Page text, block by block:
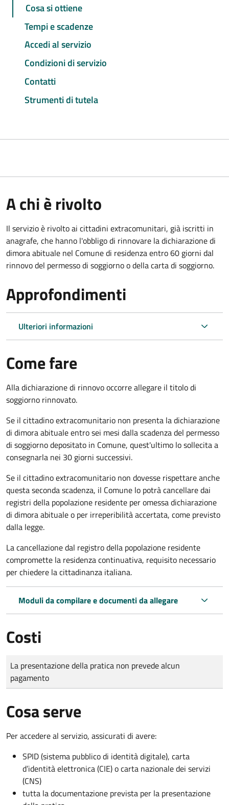
Cosa si ottiene
Tempi e scadenze
Accedi al servizio
Condizioni di servizio
Contatti
Strumenti di tutela
A chi è rivolto
Il servizio è rivolto ai cittadini extracomunitari, già iscritti in
anagrafe, che hanno l'obbligo di rinnovare la dichiarazione di
dimora abituale nel Comune di residenza entro 60 giorni dal
rinnovo del permesso di soggiorno o della carta di soggiorno.
Approfondimenti
Ulteriori informazioni
Come fare
Alla dichiarazione di rinnovo occorre allegare il titolo di
soggiorno rinnovato.
Se il cittadino extracomunitario non presenta la dichiarazione
di dimora abituale entro sei mesi dalla scadenza del permesso
di soggiorno depositato in Comune, quest'ultimo lo sollecita a
consegnarla nei 30 giorni successivi.
Se il cittadino extracomunitario non dovesse rispettare anche
questa seconda scadenza, il Comune lo potrà cancellare dai
registri della popolazione residente per omessa dichiarazione
di dimora abituale o per irreperibilità accertata, come previsto
dalla legge.
La cancellazione dal registro della popolazione residente
compromette la residenza continuativa, requisito necessario
per chiedere la cittadinanza italiana.
Moduli da compilare e documenti da allegare
Costi
Tipo di pagamento
Importo
La presentazione della pratica non prevede alcun
pagamento
Cosa serve
Per accedere al servizio, assicurati di avere:
SPID (sistema pubblico di identità digitale), carta
d’identità elettronica (CIE) o carta nazionale dei servizi
(CNS)
tutta la documentazione prevista per la presentazione